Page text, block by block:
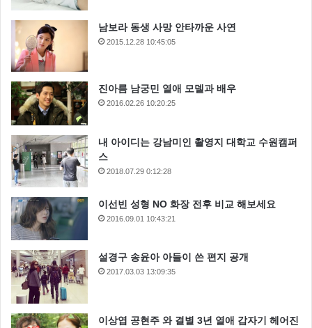
남보라 동생 사망 안타까운 사연
2015.12.28 10:45:05
진아름 남궁민 열애 모델과 배우
2016.02.26 10:20:25
내 아이디는 강남미인 촬영지 대학교 수원캠퍼
스
2018.07.29 0:12:28
이선빈 성형 NO 화장 전후 비교 해보세요
2016.09.01 10:43:21
설경구 송윤아 아들이 쓴 편지 공개
2017.03.03 13:09:35
이상엽 공현주 와 결별 3년 열애 갑자기 헤어진